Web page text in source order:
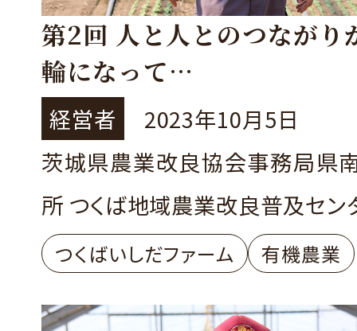
第2回 人と人とのつながり
輪になって
つくば市 つくばいしだフ
石田農園） 石田真也さん
経営者
2023年10月5日
茨城県農業改良協会事務局県
所 つくば地域農業改良普及セン
つくばいしだファーム 有機農業